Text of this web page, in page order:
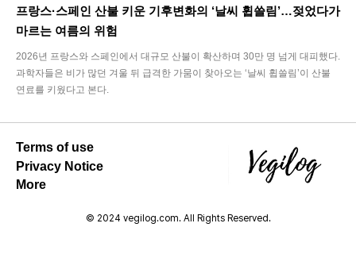
프랑스·스페인 산불 키운 기후변화의 ‘날씨 휩쓸림’…젖었다가
마르는 여름의 위험
2026년 프랑스와 스페인에서 대규모 산불이 확산하며 30만 명 넘게 대피했다.
과학자들은 비가 많던 겨울 뒤 급격한 가뭄이 찾아오는 ‘날씨 휩쓸림’이 산불
연료를 키웠다고 본다.
Terms of use
Privacy Notice
More
© 2024 vegilog.com. All Rights Reserved.